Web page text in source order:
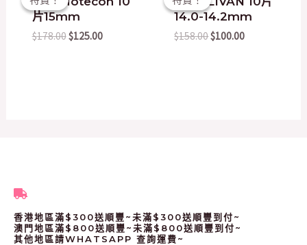
片15mm
$178.00
price
was:
$178.00.
$125.00
price
$125.00.
14.0-14.2mm
$158.00
price
was:
$158.00.
$100.00
price
is:
香港地區滿$300送順豐~未滿$300送順豐到付~
澳門地區滿$800送順豐~未滿$800送順豐到付~
其他地區請WHATSAPP 查詢運費~